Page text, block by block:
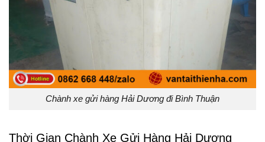
Chành xe gửi hàng Hải Dương đi Bình Thuận
Thời Gian Chành Xe Gửi Hàng Hải Dương